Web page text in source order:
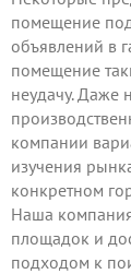
помещение
объявлений в
помещение
неудачу.
компании
изучения
конкретном
Наша
площадок и
подходом к